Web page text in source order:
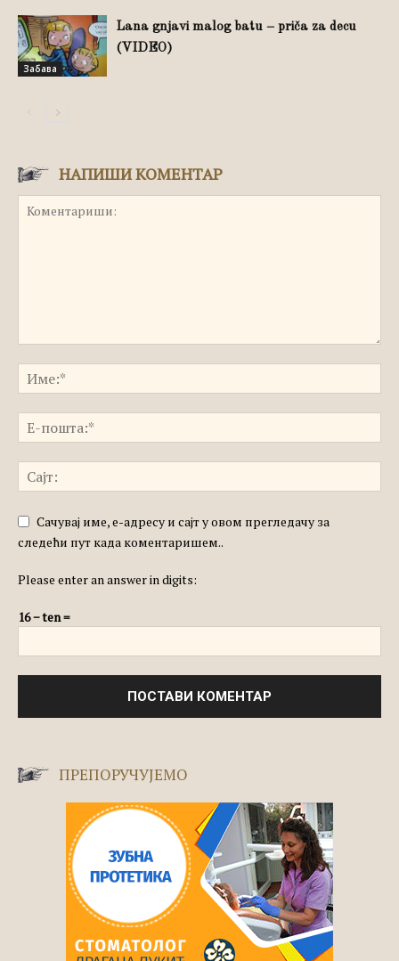
Забава
Lana gnjavi malog batu – priča za decu
(VIDEO)
НАПИШИ КОМЕНТАР
Сачувај име, е-адресу и сајт у овом прегледачу за
следећи пут када коментаришем..
Please enter an answer in digits:
16 − ten =
ПРЕПОРУЧУЈЕМО